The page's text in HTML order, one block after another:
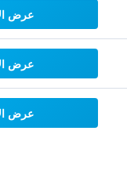
عرض
عرض
عرض